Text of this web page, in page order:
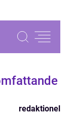
redaktionel